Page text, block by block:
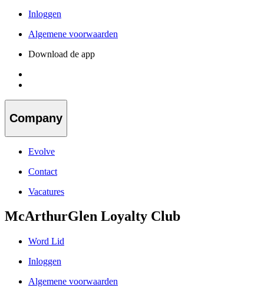
Inloggen
Algemene voorwaarden
Download de app
Company
Evolve
Contact
Vacatures
McArthurGlen Loyalty Club
Word Lid
Inloggen
Algemene voorwaarden